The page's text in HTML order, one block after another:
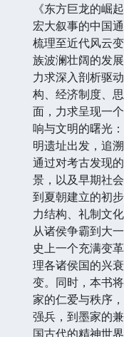
《东方巨龙的崛
宏大叙事的中国
梳理至近代风云
族波澜壮阔的发
力求深入剖析驱
构、经济制度、
面，力求呈现一
响与文明的曙光
明遗址出发，追
通过对考古发现
景，以及早期社
到夏朝建立的初
力结构、礼制文
从诸侯争霸到大
史上一个充满变
理各诸侯国的兴
变。同时，本书
家的仁爱与秩序
强兵，到墨家的
国古代的精神世